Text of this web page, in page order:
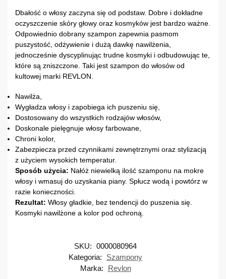
Dbałość o włosy zaczyna się od podstaw. Dobre i dokładne
oczyszczenie skóry głowy oraz kosmyków jest bardzo ważne.
Odpowiednio dobrany szampon zapewnia pasmom
puszystość, odżywienie i dużą dawkę nawilżenia,
jednocześnie dyscyplinując trudne kosmyki i odbudowując te,
które są zniszczone. Taki jest szampon do włosów od
kultowej marki REVLON.
Nawilża,
Wygładza włosy i zapobiega ich puszeniu się,
Dostosowany do wszystkich rodzajów włosów,
Doskonale pielęgnuje włosy farbowane,
Chroni kolor,
Zabezpiecza przed czynnikami zewnętrznymi oraz stylizacją
z użyciem wysokich temperatur.
Sposób użycia: Nałóż niewielką ilość szamponu na mokre
włosy i wmasuj do uzyskania piany. Spłucz wodą i powtórz w
razie konieczności.
Rezultat: Włosy gładkie, bez tendencji do puszenia się.
Kosmyki nawilżone a kolor pod ochroną.
SKU: 0000080964
Kategoria:
Szampony
Marka:
Revlon